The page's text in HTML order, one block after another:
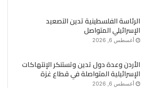
الرئاسة الفلسطينية تدين التصعيد
الإسرائيلي المتواصل
أغسطس 6, 2026
الأردن وعدة دول تدين وتستنكر الإنتهاكات
الإسرائيلية المتواصلة في قطاع غزة
أغسطس 6, 2026